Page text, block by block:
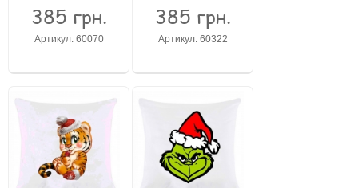
385 грн.
Артикул: 60070
385 грн.
Артикул: 60322